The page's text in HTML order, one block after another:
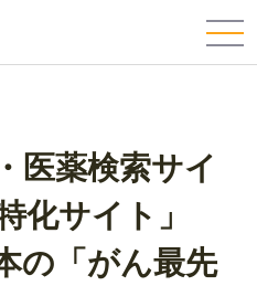
医薬検索サイ
化サイト」
の「がん最先